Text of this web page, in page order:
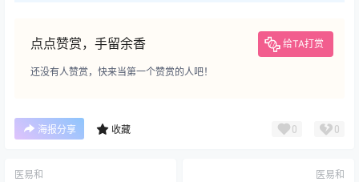
点点赞赏，手留余香 给TA打赏
还没有人赞赏，快来当第一个赞赏的人吧！
海报分享 收藏 0 0
医易和 医易和